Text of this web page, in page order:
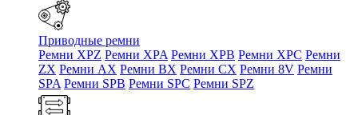
Приводные ремни
Ремни XPZ Ремни XPA Ремни XPB Ремни XPC Ремни
ZX Ремни AX Ремни BX Ремни CX Ремни 8V Ремни
SPA Ремни SPB Ремни SPC Ремни SPZ